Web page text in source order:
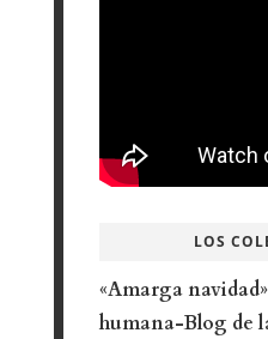
LOS
«Amarga
humana-Blog de